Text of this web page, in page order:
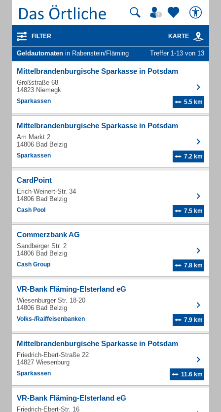
FILTER KARTE
Geldautomaten in Rabenstein/Fläming Treffer 1-13 von 13
Mittelbrandenburgische Sparkasse in Potsdam
Großstraße 68
14823 Niemegk
Sparkassen 5.5 km
Mittelbrandenburgische Sparkasse in Potsdam
Am Markt 2
14806 Bad Belzig
Sparkassen 7.2 km
CardPoint
Erich-Weinert-Str. 34
14806 Bad Belzig
Cash Pool 7.5 km
Commerzbank AG
Sandberger Str. 2
14806 Bad Belzig
Cash Group 7.8 km
VR-Bank Fläming-Elsterland eG
Wiesenburger Str. 18-20
14806 Bad Belzig
Volks-/Raiffeisenbanken 7.9 km
Mittelbrandenburgische Sparkasse in Potsdam
Friedrich-Ebert-Straße 22
14827 Wiesenburg
Sparkassen 11.6 km
VR-Bank Fläming-Elsterland eG
Friedrich-Ebert-Str. 16